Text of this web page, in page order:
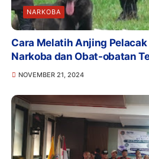
NARKOBA
Cara Melatih Anjing
Narkoba dan Obat-obatan
NOVEMBER 21, 2024